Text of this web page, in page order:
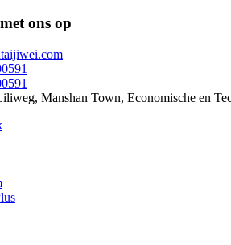
ons op
Manshan Town, Economische en